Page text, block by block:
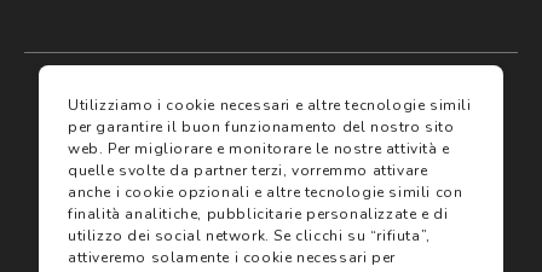
I miei preferiti
Assicurazioni
Servizi
Termini e condizioni
Termini di vendita
Avvertenze e informazioni di sicurezza sui prodotti
Utilizziamo i cookie necessari e altre tecnologie simili
per garantire il buon funzionamento del nostro sito
web. Per migliorare e monitorare le nostre attività e
quelle svolte da partner terzi, vorremmo attivare
anche i cookie opzionali e altre tecnologie simili con
finalità analitiche, pubblicitarie personalizzate e di
utilizzo dei social network. Se clicchi su “rifiuta”,
attiveremo solamente i cookie necessari per